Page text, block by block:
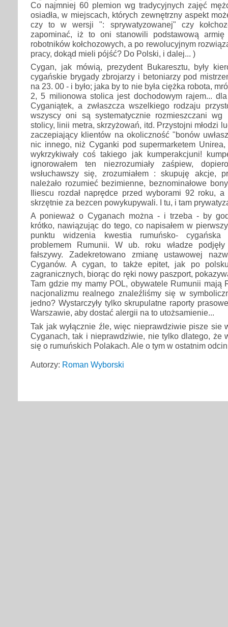
Co najmniej 60 plemion wg tradycyjnych zajęć
osiadła, w miejscach, których zewnętrzny aspekt
czy to w wersji ": sprywatyzowanej" czy
zapominać, iż to oni stanowili podstawową armię
robotników kołchozowych, a po rewolucyjnym
pracy, dokąd mieli pójść? Do Polski, i dalej... )
Cygan, jak mówią, prezydent Bukaresztu, były
cygańskie brygady zbrojarzy i betoniarzy pod
na 23. 00 - i było; jaka by to nie była ciężka robota,
2, 5 milionowa stolica jest dochodowym rajem...
Cyganiątek, a zwłaszcza wszelkiego rodzaju
wszyscy oni są systematycznie rozmieszczani wg
stolicy, linii metra, skrzyżowań, itd. Przystojni młodzi
zaczepiający klientów na okoliczność "bonów
nic innego, niż Cyganki pod supermarketem
wykrzykiwały coś takiego jak kumperakcjuni!
ignorowałem ten niezrozumiały zaśpiew,
wsłuchawszy się, zrozumiałem : skupuję akcje,
należało rozumieć bezimienne, beznominałowe
Iliescu rozdał naprędce przed wyborami 92 roku,
skrzętnie za bezcen powykupywali. I tu, i tam
A ponieważ o Cyganach można - i trzeba - by
krótko, nawiązując do tego, co napisałem w
punktu widzenia kwestia rumuńsko- cygańska
problemem Rumunii. W ub. roku władze
fałszywy. Zadekretowano zmianę ustawowej
Cyganów. A cygan, to także epitet, jak po
zagranicznych, biorąc do ręki nowy paszport,
Tam gdzie my mamy POL, obywatele Rumunii mają
nacjonalizmu realnego znaleźliśmy się w
jedno? Wystarczyły tylko skrupulatne raporty
Warszawie, aby dostać alergii na to utożsamienie...
Tak jak wyłącznie źle, więc nieprawdziwie pisze sie
Cyganach, tak i nieprawdziwie, nie tylko dlatego, że
się o rumuńskich Polakach. Ale o tym w ostatnim
Autorzy: Roman Wyborski